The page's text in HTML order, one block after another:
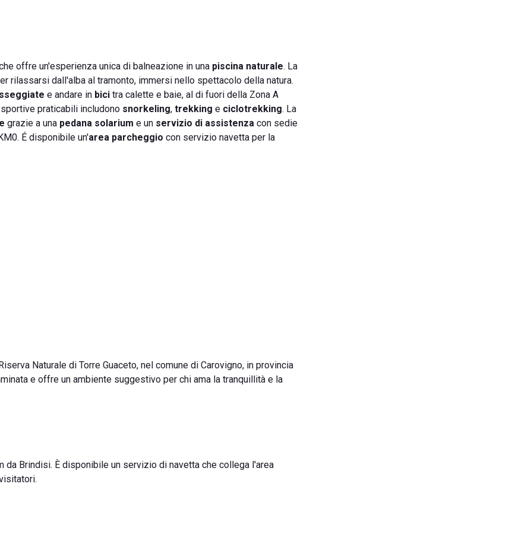
offre un'esperienza unica di balneazione in una piscina naturale. La
rilassarsi dall'alba al tramonto, immersi nello spettacolo della natura.
e andare in bici tra calette e baie, al di fuori della Zona A
praticabili includono snorkeling, trekking e ciclotrekking. La
grazie a una pedana solarium e un servizio di assistenza con sedie
É disponibile un'area parcheggio con servizio navetta per la
Naturale di Torre Guaceto, nel comune di Carovigno, in provincia
e offre un ambiente suggestivo per chi ama la tranquillità e la
Brindisi. È disponibile un servizio di navetta che collega l'area